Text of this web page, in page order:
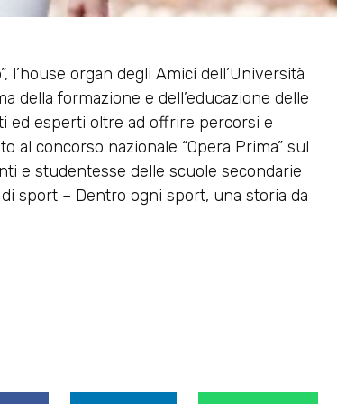
organ degli Amici dell’Università
della formazione e dell’educazione delle
ed esperti oltre ad offrire percorsi e
al concorso nazionale “Opera Prima” sul
e studentesse delle scuole secondarie
sport – Dentro ogni sport, una storia da